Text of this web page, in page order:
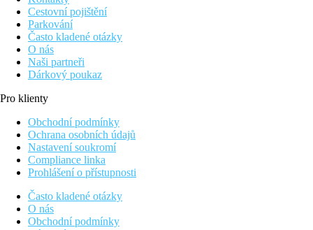
Cestovní pojištění
Parkování
Často kladené otázky
O nás
Naši partneři
Dárkový poukaz
Pro klienty
Obchodní podmínky
Ochrana osobních údajů
Nastavení soukromí
Compliance linka
Prohlášení o přístupnosti
Často kladené otázky
O nás
Obchodní podmínky